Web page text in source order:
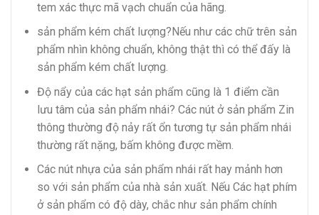
tem xác thực mã vạch chuẩn của hãng.
sản phẩm kém chất lượng?Nếu như các chữ trên sản
phẩm nhìn không chuẩn, không thật thì có thể đấy là
sản phẩm kém chất lượng.
Độ nẩy của các hạt sản phẩm cũng là 1 điểm cần
lưu tâm của sản phẩm nhái? Các nút ở sản phẩm Zin
thông thường độ nảy rất ổn tương tự sản phẩm nhái
thường rất nặng, bấm không được mềm.
Các nút nhựa của sản phẩm nhái rất hay mảnh hơn
so với sản phẩm của nhà sản xuất. Nếu Các hạt phím
ở sản phẩm có độ dày, chắc như sản phẩm chính